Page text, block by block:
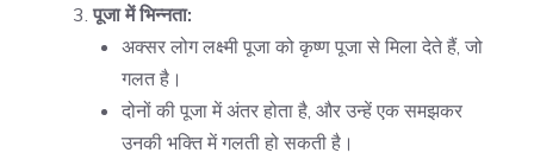
पूजा में भिन्नता:
अक्सर लोग लक्ष्मी पूजा को कृष्ण पूजा से मिला देते हैं, जो
गलत है।
दोनों की पूजा में अंतर होता है, और उन्हें एक समझकर
उनकी भक्ति में गलती हो सकती है।